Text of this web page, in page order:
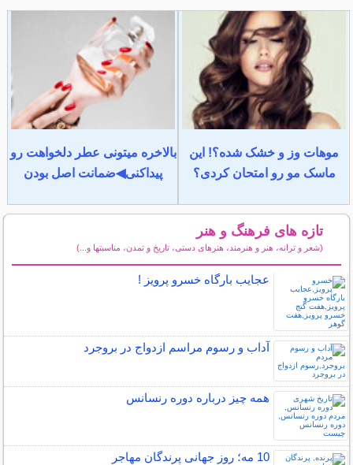
موهات وز و خشک شده؟! این
ماسک مو رو امتحان کردی؟
بالاخره میتونی عطر دلخواهت رو
پیداکنی◀ضمانت اصل بودن
تازه های فرهنگ و هنر
(شعر و ترانه، هنر و هنرمند، هنرهای دستی، تاریخ و تمدن، مناسبتها و...)
عجایب بارگاه خسرو پرویز !
آداب و رسوم مراسم ازدواج در بروجرد
همه چیز درباره دوره رنسانس
10 مه؛ روز جهانی پرندگان مهاجر